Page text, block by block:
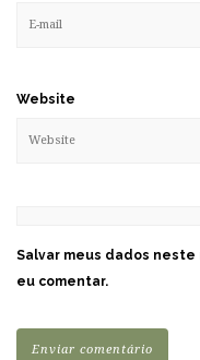
Website
Salvar meus dados neste
eu comentar.